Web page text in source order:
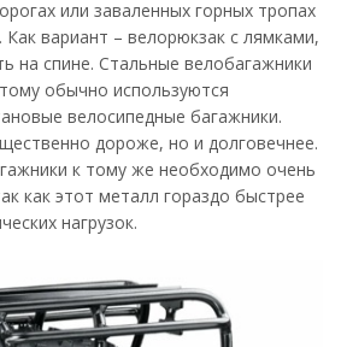
или заваленных горных тропах
вариант – велорюкзак с лямками,
на спине. Стальные велобагажники
обычно используются
велосипедные багажники.
дороже, но и долговечнее.
к тому же необходимо очень
как этот металл гораздо быстрее
нагрузок.